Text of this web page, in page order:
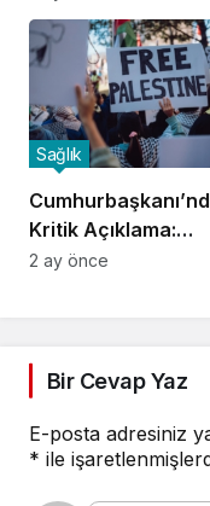
Kritik Açıklama:
Gündem Sarsıldı
Sağlık
2 ay önce
Bir Cevap Yaz
E-posta adresiniz
* ile